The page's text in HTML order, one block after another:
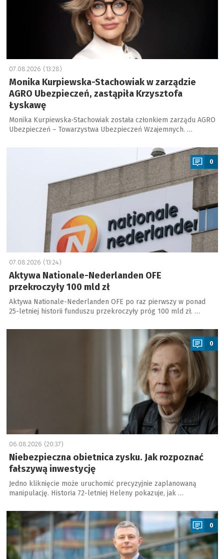
07.08.2026 (13:28)
Monika Kurpiewska-Stachowiak w zarządzie
AGRO Ubezpieczeń, zastąpiła Krzysztofa
Łyskawę
Monika Kurpiewska-Stachowiak została członkiem zarządu AGRO
Ubezpieczeń – Towarzystwa Ubezpieczeń Wzajemnych. …
0
07.08.2026 (13:24)
Aktywa Nationale-Nederlanden OFE
przekroczyły 100 mld zł
Aktywa Nationale-Nederlanden OFE po raz pierwszy w ponad
25-letniej historii funduszu przekroczyły próg 100 mld zł. …
a
0
06.08.2026 (20:37)
Niebezpieczna obietnica zysku. Jak rozpoznać
fałszywą inwestycję
Jedno kliknięcie może uruchomić precyzyjnie zaplanowaną
manipulację. Historia 72-letniej Heleny pokazuje, jak …
a
0